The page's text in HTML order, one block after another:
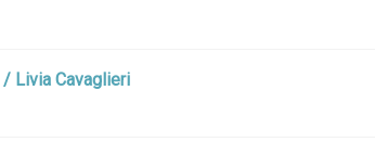
/ Livia Cavaglieri